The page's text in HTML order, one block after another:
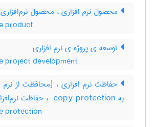
محصول نرم افزاری ، محصول نرم‌افزاری
product
توسعه ی پروژه ی نرم افزاری
project development
حفاظت نرم افزاری ، [محافظت از نرم
به ‎ copy protection ، حفاظت نرم‌افزاری
protection